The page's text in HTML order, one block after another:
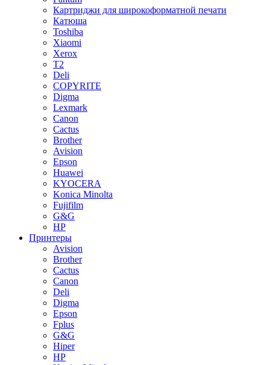
Картриджи для широкоформатной печати
Катюша
Toshiba
Xiaomi
Xerox
T2
Deli
COPYRITE
Digma
Lexmark
Canon
Cactus
Brother
Avision
Epson
Huawei
KYOCERA
Konica Minolta
Fujifilm
G&G
HP
Принтеры
Avision
Brother
Cactus
Canon
Deli
Digma
Epson
Fplus
G&G
Hiper
HP